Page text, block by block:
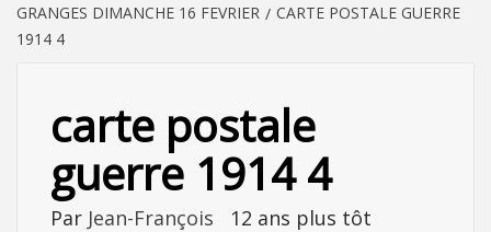
GRANGES DIMANCHE 16 FEVRIER
CARTE POSTALE GUERRE
1914 4
carte postale
guerre 1914 4
Par Jean-François 12 ans plus tôt